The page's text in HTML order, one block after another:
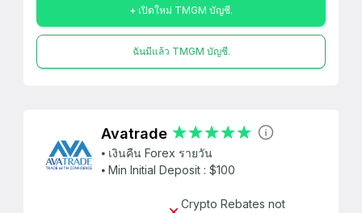
+ เปิดใหม่ TMGM บัญชี.
ฉันมีแล้ว TMGM บัญชี.
Avatrade
⦁ เงินคืน Forex รายวัน
⦁ Min Initial Deposit : $100
Crypto Rebates not